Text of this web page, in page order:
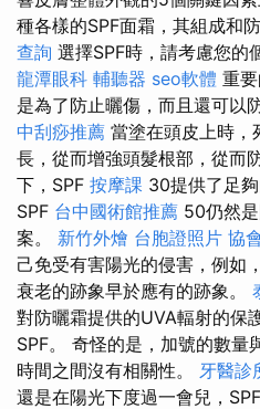
種各樣的SPF面霜，其組成和
查詢 選擇SPF時，請考慮您的
龍潭眼科 輔聽器 seo軟體 重
是為了防止曬傷，而且還可以
中刮痧推薦 當塗在頭皮上時，
長，從而增強頭髮根部，從而
下，SPF 按摩課 30提供了足
SPF 台中國術館推薦 50仍然
案。 新竹外燴 台胞證照片 協
己免受有害陽光的侵害，例如
衰老的跡象早於應有的跡象。
對防曬霜提供的UVA​​輻射的保
SPF。 奇怪的是，加號的數量
時間之間沒有相關性。 牙醫診
還是在陽光下度過一會兒，